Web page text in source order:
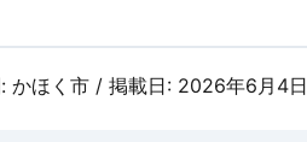
かほく市 / 掲載日: 2026年6月4日